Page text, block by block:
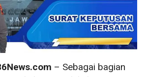
– Sebagai bagian